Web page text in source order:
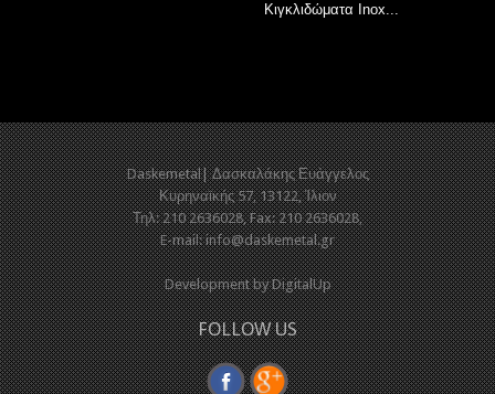
Κιγκλιδώματα Inox...
Daskemetal| Δασκαλάκης Ευάγγελος
Κυρηναϊκής 57, 13122, Ίλιον
Τηλ: 210 2636028, Fax: 210 2636028,
E-mail:info@daskemetal.gr
Development byDigitalUp
FOLLOW US